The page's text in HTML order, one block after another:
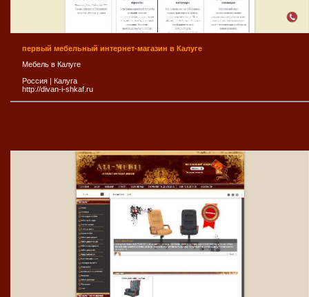
первый мебельный интернет-магазин в Калуге
Мебель в Калуге
Россия
Калуга
http://divan-i-shkaf.ru